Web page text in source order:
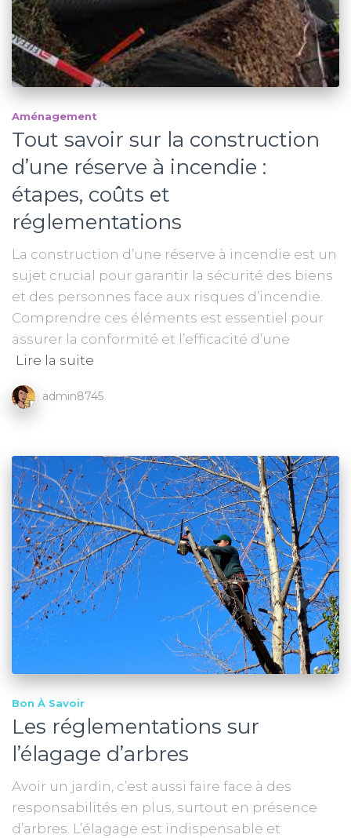
Aménagement
Tout savoir sur la construction
d’une réserve à incendie :
étapes, coûts et
réglementations
La construction d’une réserve à incendie est un
sujet crucial pour garantir la sécurité des biens
et des personnes face aux risques d’incendie.
Comprendre ces éléments est essentiel pour
assurer la conformité et l’efficacité d’une
Lire la suite
admin8745
Bon À Savoir
Les réglementations sur
l’élagage d’arbres
Avoir un jardin, c’est aussi faire face à des
responsabilités en plus, surtout en présence
d’arbres. L’élagage est indispensable et